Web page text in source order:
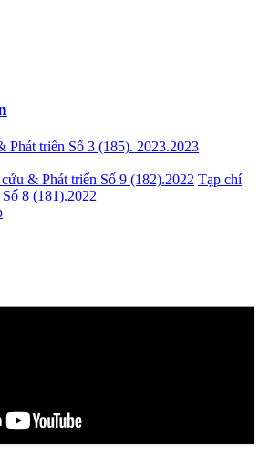
Phát triển Số 3 (185). 2023.2023
& Phát triển Số 9 (182).2022 Tạp chí
8 (181).2022